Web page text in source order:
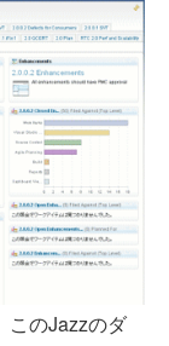
このJazzのダ